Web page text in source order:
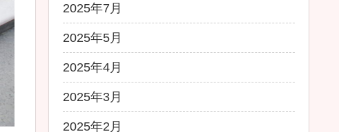
2025年7月
2025年5月
2025年4月
2025年3月
2025年2月